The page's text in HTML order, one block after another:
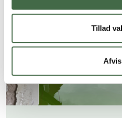
Tillad
Afvis